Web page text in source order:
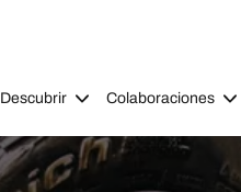
Descubrir Colaboraciones